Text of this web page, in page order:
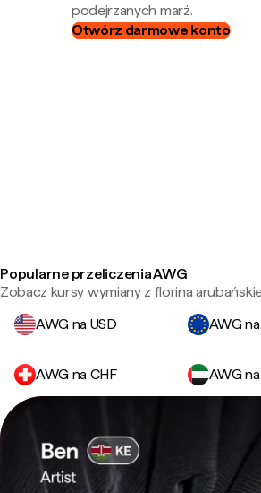
podejrzanych marż.
Otwórz darmowe konto
Popularne przeliczenia AWG
Zobacz kursy wymiany z florina
AWG na USD
AWG na
AWG na CHF AWG